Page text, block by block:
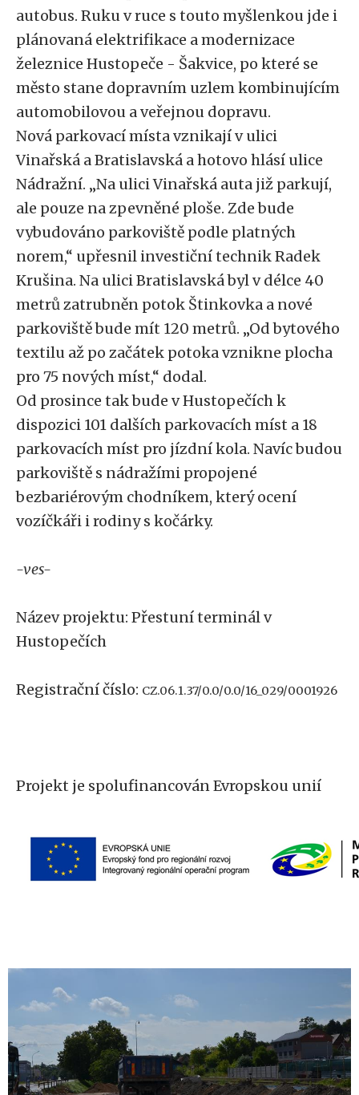
autobus. Ruku v ruce s touto myšlenkou jde i
plánovaná elektrifikace a modernizace
železnice Hustopeče - Šakvice, po které se
město stane dopravním uzlem kombinujícím
automobilovou a veřejnou dopravu.
Nová parkovací místa vznikají v ulici
Vinařská a Bratislavská a hotovo hlásí ulice
Nádražní. „Na ulici Vinařská auta již parkují,
ale pouze na zpevněné ploše. Zde bude
vybudováno parkoviště podle platných
norem,“ upřesnil investiční technik Radek
Krušina. Na ulici Bratislavská byl v délce 40
metrů zatrubněn potok Štinkovka a nové
parkoviště bude mít 120 metrů. „Od bytového
textilu až po začátek potoka vznikne plocha
pro 75 nových míst,“ dodal.
Od prosince tak bude v Hustopečích k
dispozici 101 dalších parkovacích míst a 18
parkovacích míst pro jízdní kola. Navíc budou
parkoviště s nádražími propojené
bezbariérovým chodníkem, který ocení
vozíčkáři i rodiny s kočárky.
-ves-
Název projektu: Přestuní terminál v
Hustopečích
Registrační číslo: CZ.06.1.37/0.0/0.0/16_029/0001926
Projekt je spolufinancován Evropskou unií